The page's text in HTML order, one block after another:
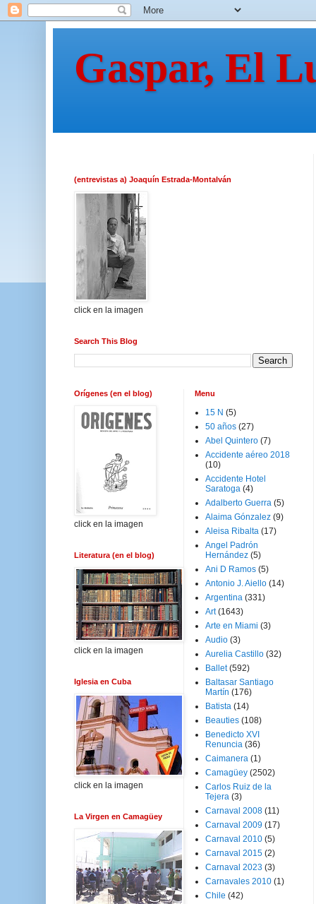
Gaspar, El
(entrevistas a) Joaquín Estrada-Montalván
click en la imagen
Search This Blog
Orígenes (en el blog)
click en la imagen
Literatura (en el blog)
click en la imagen
Iglesia en Cuba
click en la imagen
La Virgen en Camagüey
Menu
15 N (5)
50 años (27)
Abel Quintero (7)
Accidente aéreo 2018
(10)
Accidente Hotel
Saratoga (4)
Adalberto Guerra (5)
Alaima Gónzalez (9)
Aleisa Ribalta (17)
Angel Padrón
Hernández (5)
Ani D Ramos (5)
Antonio J. Aiello (14)
Argentina (331)
Art (1643)
Arte en Miami (3)
Audio (3)
Aurelia Castillo (32)
Ballet (592)
Baltasar Santiago
Martín (176)
Batista (14)
Beauties (108)
Benedicto XVI
Renuncia (36)
Caimanera (1)
Camagüey (2502)
Carlos Ruiz de la
Tejera (3)
Carnaval 2008 (11)
Carnaval 2009 (17)
Carnaval 2010 (5)
Carnaval 2015 (2)
Carnaval 2023 (3)
Carnavales 2010 (1)
Chile (42)